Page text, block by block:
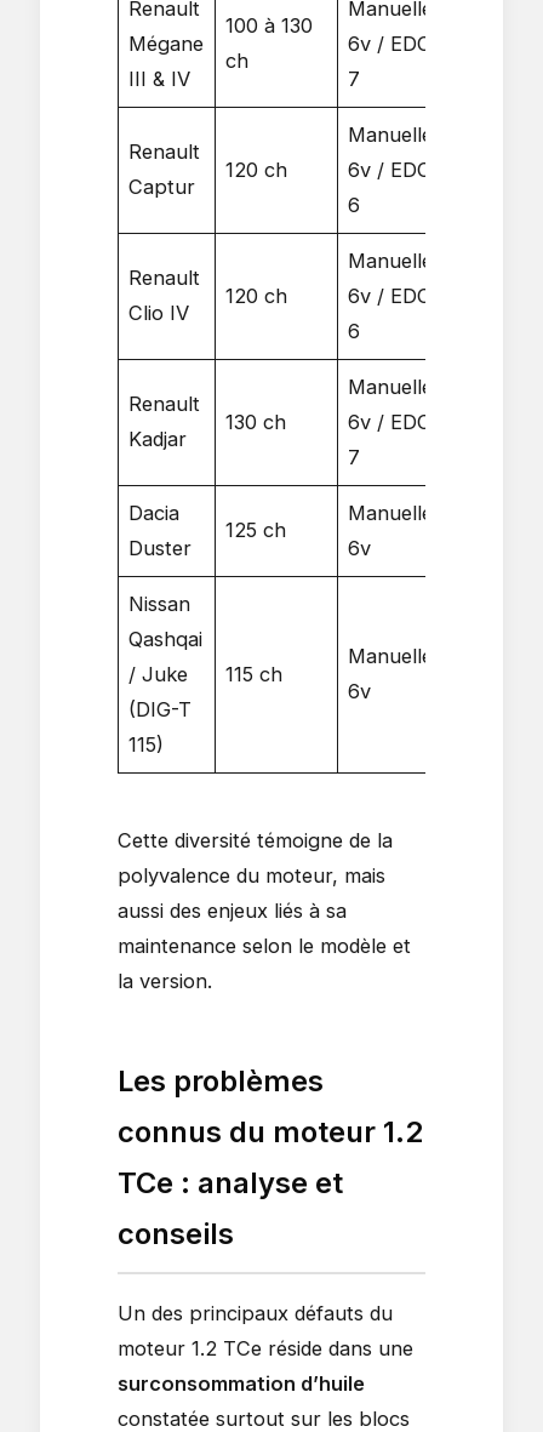
Renault
Mégane
III & IV
100 à 130
ch
Manuelle
6v / EDC
7
Renault
Captur
120 ch
Manuelle
6v / EDC
6
Renault
Clio IV
120 ch
Manuelle
6v / EDC
6
Renault
Kadjar
130 ch
Manuelle
6v / EDC
7
Dacia
Duster
125 ch
Manuelle
6v
Nissan
Qashqai
/ Juke
(DIG-T
115)
115 ch
Manuelle
6v
Cette diversité témoigne de la
polyvalence du moteur, mais
aussi des enjeux liés à sa
maintenance selon le modèle et
la version.
Les problèmes
connus du moteur 1.2
TCe : analyse et
conseils
Un des principaux défauts du
moteur 1.2 TCe réside dans une
surconsommation d’huile
constatée surtout sur les blocs